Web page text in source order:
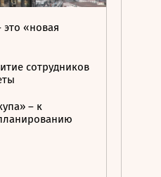
«новая
сотрудников
– к